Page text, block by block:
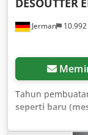
Jerman
DESOUTTER
Tahun
seperti baru
,
ELS15-480-A